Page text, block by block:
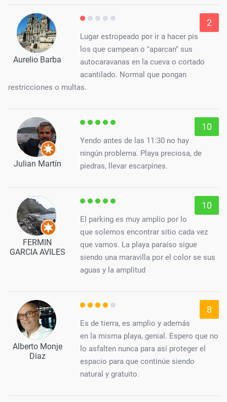
Aurelio Barba
2
Lugar estropeado por ir a hacer pis
los que campean o "aparcan" sus
autocaravanas en la cueva o cortado
acantilado. Normal que pongan
restricciones o multas.
Julian Martín
10
Yendo antes de las 11:30 no hay
ningún problema. Playa preciosa, de
piedras, llevar escarpines.
FERMIN
GARCIA AVILES
10
El parking es muy amplio por lo
que solemos encontrar sitio cada vez
que vamos. La playa paraíso sigue
siendo una maravilla por el color se sus
aguas y la amplitud
Alberto Monje
Diaz
8
Es de tierra, es amplio y además
en la misma playa, genial. Espero que no
lo asfalten nunca para así proteger el
espacio para que continúe siendo
natural y gratuito.